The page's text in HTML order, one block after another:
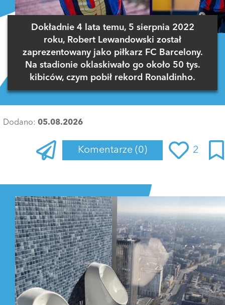
Dokładnie 4 lata temu, 5 sierpnia 2022
roku, Robert Lewandowski został
zaprezentowany jako piłkarz FC Barcelony.
Na stadionie oklaskiwało go około 50 tys.
kibiców, czym pobił rekord Ronaldinho.
Dodano: 05.08.2026
Komentarze (0) 2